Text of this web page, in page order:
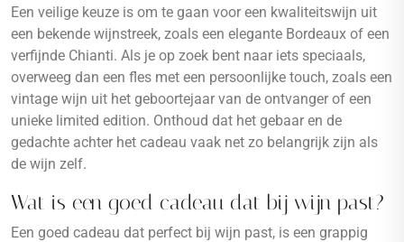
Een veilige keuze is om te gaan voor een kwaliteitswijn uit
een bekende wijnstreek, zoals een elegante Bordeaux of een
verfijnde Chianti. Als je op zoek bent naar iets speciaals,
overweeg dan een fles met een persoonlijke touch, zoals een
vintage wijn uit het geboortejaar van de ontvanger of een
unieke limited edition. Onthoud dat het gebaar en de
gedachte achter het cadeau vaak net zo belangrijk zijn als
de wijn zelf.
Wat is een goed cadeau dat bij wijn past?
Een goed cadeau dat perfect bij wijn past, is een grappig